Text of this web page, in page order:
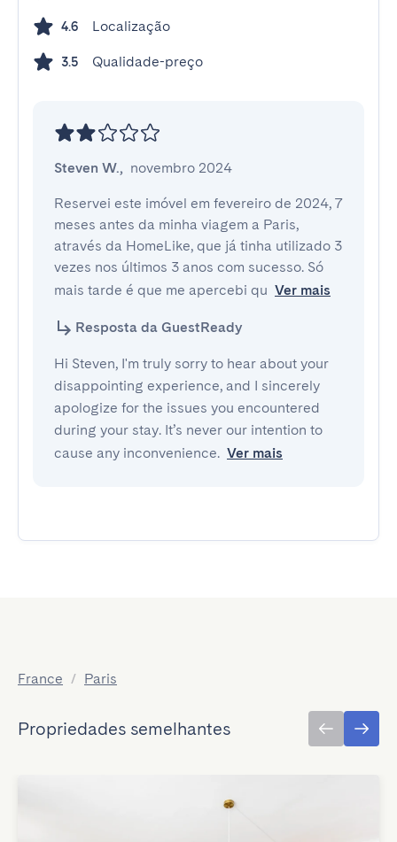
4.6 Localização
3.5 Qualidade-preço
Steven W., novembro 2024
Reservei este imóvel em fevereiro de 2024, 7
meses antes da minha viagem a Paris,
através da HomeLike, que já tinha utilizado 3
vezes nos últimos 3 anos com sucesso. Só
mais tarde é que me apercebi qu Ver mais
Resposta da GuestReady
Hi Steven, I'm truly sorry to hear about your
disappointing experience, and I sincerely
apologize for the issues you encountered
during your stay. It’s never our intention to
cause any inconvenience. Ver mais
France / Paris
Propriedades semelhantes